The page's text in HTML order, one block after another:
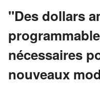
"Des dollars
nécessaires
nouveaux